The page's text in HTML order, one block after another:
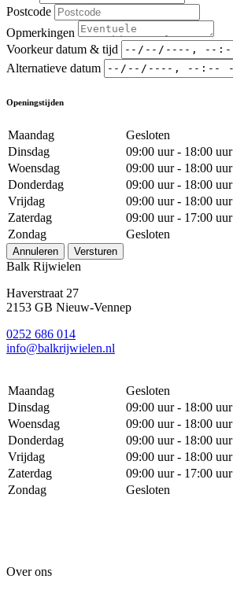
Postcode
Opmerkingen
Voorkeur datum & tijd
Alternatieve datum
Openingstijden
Maandag
Gesloten
Dinsdag
09:00 uur - 18:00 uur
Woensdag
09:00 uur - 18:00 uur
Donderdag
09:00 uur - 18:00 uur
Vrijdag
09:00 uur - 18:00 uur
Zaterdag
09:00 uur - 17:00 uur
Zondag
Gesloten
Annuleren Versturen
Balk Rijwielen
Haverstraat 27
2153 GB Nieuw-Vennep
0252 686 014
info@balkrijwielen.nl
Maandag
Gesloten
Dinsdag
09:00 uur - 18:00 uur
Woensdag
09:00 uur - 18:00 uur
Donderdag
09:00 uur - 18:00 uur
Vrijdag
09:00 uur - 18:00 uur
Zaterdag
09:00 uur - 17:00 uur
Zondag
Gesloten
Over ons